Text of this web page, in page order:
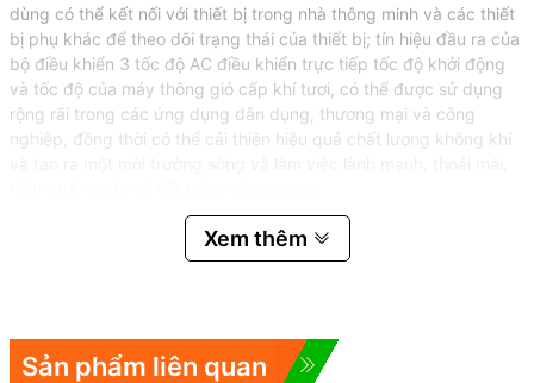
dùng có thể kết nối với thiết bị trong nhà thông minh và các thiết
bị phụ khác để theo dõi trạng thái của thiết bị; tín hiệu đầu ra của
bộ điều khiển 3 tốc độ AC điều khiển trực tiếp tốc độ khởi động
và tốc độ của máy thông gió cấp khí tươi, có thể được sử dụng
rộng rãi trong các ứng dụng dân dụng, thương mại và công
nghiệp, đồng thời có thể cải thiện hiệu quả chất lượng không khí
* Các chứng nhận quốc tế: CE, SAA, IAF, ISO9001, ISO14001,
Xem thêm
Sản phẩm liên quan